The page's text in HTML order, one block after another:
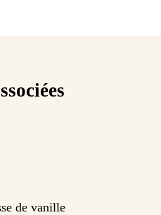
de vanille